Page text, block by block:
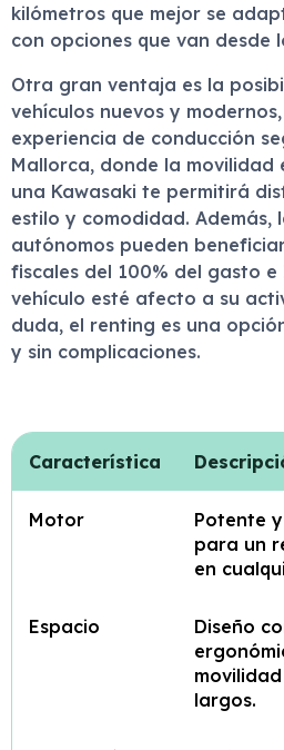
kilómetros que mejor se
con opciones que van desde
Otra gran ventaja es la
vehículos nuevos y
experiencia de conducción
Mallorca, donde la movilidad
una Kawasaki te permitirá
estilo y comodidad. Además,
autónomos pueden
fiscales del 100% del gasto e
vehículo esté afecto a su
duda, el renting es una
y sin complicaciones.
Característica
Motor
Potente
para un
en
Espacio
Diseño
largos.